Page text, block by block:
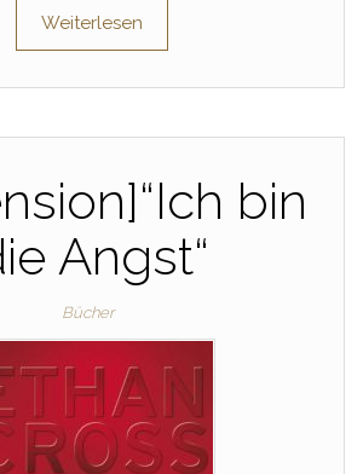
Weiterlesen
bin
Angst“
Bücher